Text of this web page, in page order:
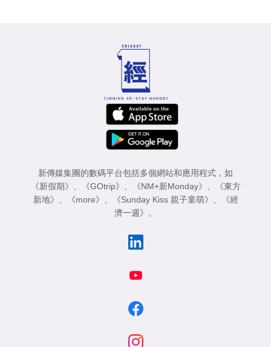
新傳媒集團的數碼平台包括多個網站和應用程式，如
《新假期》
《GOtrip》 《NM+新Monday》
《東方
新地》
《more》 《Sunday Kiss 親子童萌》
《經
濟一週》
。